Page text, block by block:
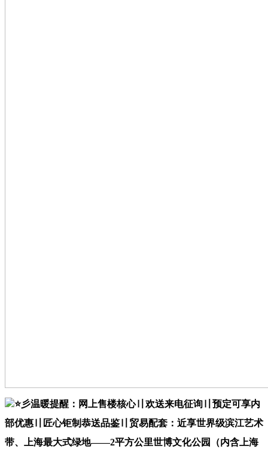
⭐彡温暖提醒：网上售楼核心〢欢送来电征询〢预定可享内
部优惠〢匠心钜制恭送品鉴〢贸易配套：近享世界级滨江艺术
带、上海最大式绿地——2平方公里世博文化公园（内含上海